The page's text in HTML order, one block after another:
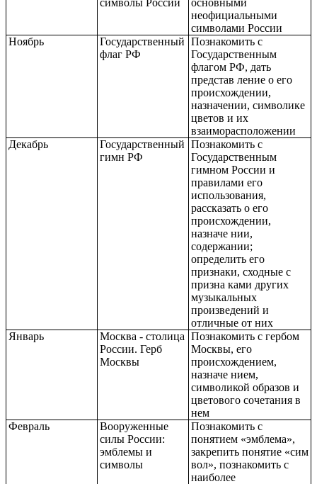
символы России
основными
неофициальными
символами России
Ноябрь
Государственный
флаг РФ
Познакомить с
Государственным
флагом РФ, дать
представ ление о его
происхождении,
назначении, символике
цветов и их
взаиморасположении
Декабрь
Государственный
гимн РФ
Познакомить с
Государственным
гимном России и
правилами его
использования,
рассказать о его
происхождении,
назначе нии,
содержании;
определить его
признаки, сходные с
призна ками других
музыкальных
произведений и
отличные от них
Январь
Москва - столица
России. Герб
Москвы
Познакомить с гербом
Москвы, его
происхождением,
назначе нием,
символикой образов и
цветового сочетания в
нем
Февраль
Вооруженные
силы России:
эмблемы и
символы
Познакомить с
понятием «эмблема»,
закрепить понятие «сим
вол», познакомить с
наиболее